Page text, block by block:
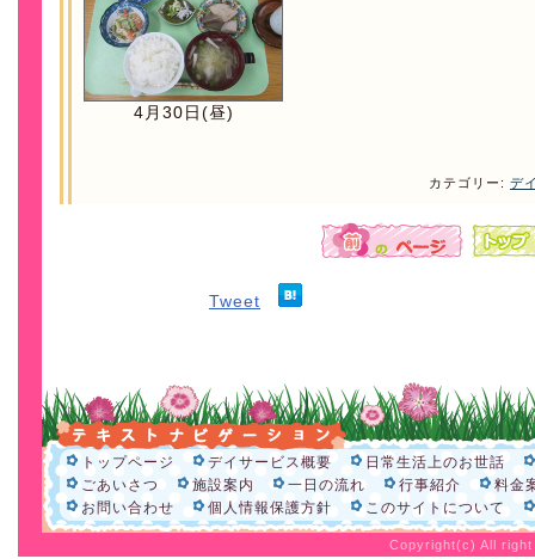
4月30日(昼)
カテゴリー: デ
Tweet
トップページ デイサービス概要
日常生活上のお世話
ごあいさつ
施設案内 一日の流れ 行事紹介
料金
お問い合わせ
個人情報保護方針 このサイトについて
Copyright(c) All